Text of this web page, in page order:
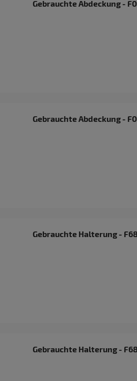
Gebrauchte Abdeckung -
Gebrauchte Abdeckung -
Gebrauchte Halterung -
Gebrauchte Halterung -